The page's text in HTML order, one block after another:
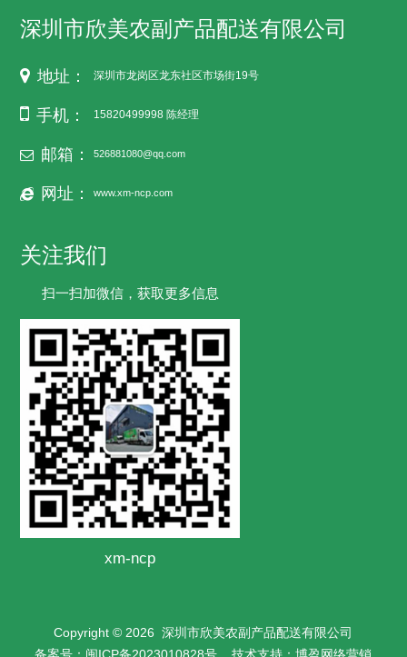
深圳市欣美农副产品配送有限公司
地址： 深圳市龙岗区龙东社区市场街19号
手机： 15820499998 陈经理
邮箱： 526881080@qq.com
网址： www.xm-ncp.com
关注我们
扫一扫加微信，获取更多信息
xm-ncp
Copyright © 2026深圳市欣美农副产品配送有限公司